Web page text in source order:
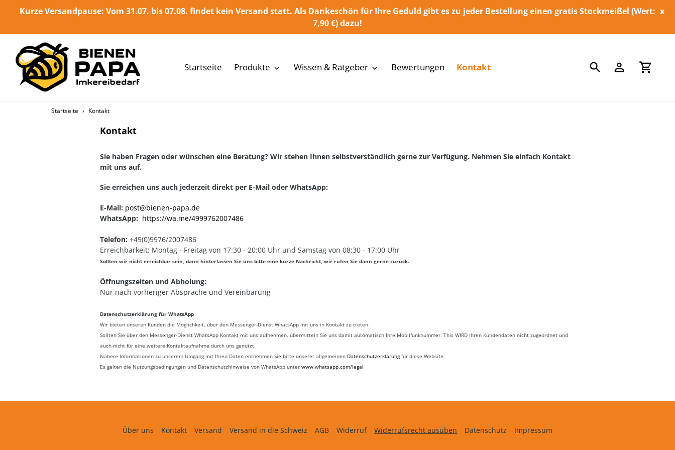
Kurze Versandpause: Vom 31.07. bis 07.08. findet kein Versand statt. Als Dankeschön für Ihre Geduld gibt es zu jeder Bestellung einen gratis Stockmeißel (Wert:
7,90 €) dazu!
x
Startseite Produkte Wissen & Ratgeber Bewertungen Kontakt Suchen Einloggen
Startseite › Kontakt
Kontakt
Sie haben Fragen oder wünschen eine Beratung? Wir stehen Ihnen selbstverständlich gerne zur Verfügung. Nehmen Sie einfach Kontakt
mit uns auf.
Sie erreichen uns auch jederzeit direkt per E-Mail oder WhatsApp:
E-Mail: post@bienen-papa.de
WhatsApp: https://wa.me/4999762007486
Telefon:+49(0)9976/2007486
Erreichbarkeit: Montag - Freitag von 17:30 - 20:00 Uhr und Samstag von 08:30 - 17:00 Uhr
Sollten wir nicht erreichbar sein, dann hinterlassen Sie uns bitte eine kurze Nachricht, wir rufen Sie dann gerne zurück.
Öffnungszeiten und Abholung:
Nur nach vorheriger Absprache und Vereinbarung
Datenschutzerklärung für WhatsApp
Wir bieten unseren Kunden die Möglichkeit, über den Messenger-Dienst WhatsApp mit uns in Kontakt zu treten.
Sollten Sie über den Messenger-Dienst WhatsApp Kontakt mit uns aufnehmen, übermitteln Sie uns damit automatisch Ihre Mobilfunknummer. This WIRD Ihren Kundendaten nicht zugeordnet und
auch nicht für eine weitere Kontaktaufnahme durch uns genutzt.
Nähere Informationen zu unserem Umgang mit Ihren Daten entnehmen Sie bitte unserer allgemeinen Datenschutzerklärungfür diese Website.
Es gelten die Nutzungsbedingungen und Datenschutzhinweise von WhatsApp unterwww.whatsapp.com/legal
Über uns Kontakt Versand Versand in die Schweiz AGB Widerruf Widerrufsrecht ausüben Datenschutz Impressum